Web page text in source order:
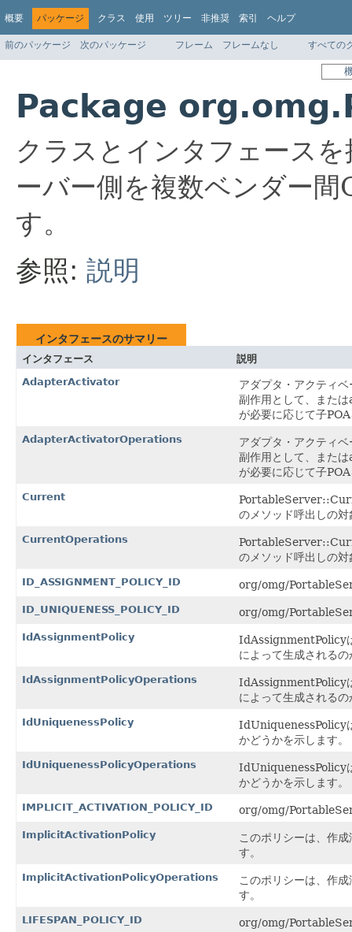
概要 パッケージ クラス 使用 ツリー 非推奨 索引 ヘルプ
前のパッケージ 次のパッケージ フレーム フレームなし すべての
Package
クラスとインタフェース
ーバー側を複数ベンダー
す。
参照: 説明
インタフェースのサマリー
インタフェース
説明
AdapterActivator
アダプタ・アクティ
副作用として、また
が必要に応じて子
AdapterActivatorOperations
アダプタ・アクティ
副作用として、また
が必要に応じて子
Current
のメソッド呼出しの
CurrentOperations
のメソッド呼出しの
ID_ASSIGNMENT_POLICY_ID org/omg/
ID_UNIQUENESS_POLICY_ID org/omg/
IdAssignmentPolicy
IdAssignmentPolicy
によって生成される
IdAssignmentPolicyOperations
IdAssignmentPolicy
によって生成される
IdUniquenessPolicy
IdUniquenessPolicy
かどうかを示します。
IdUniquenessPolicyOperations
IdUniquenessPolicy
かどうかを示します。
IMPLICIT_ACTIVATION_POLICY_ID org/omg/
ImplicitActivationPolicy
このポリシーは、作
す。
ImplicitActivationPolicyOperations
このポリシーは、作
す。
LIFESPAN_POLICY_ID org/omg/